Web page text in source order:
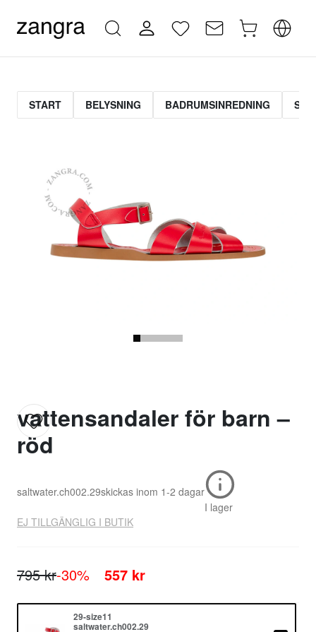
START BELYSNING BADRUMSINREDNING
vattensandaler för barn –
röd
saltwater.ch002.29skickas inom 1-2 dagar
I lager
EJ TILLGÄNGLIG I BUTIK
795 kr-30% 557 kr
29-size11
saltwater.ch002.29